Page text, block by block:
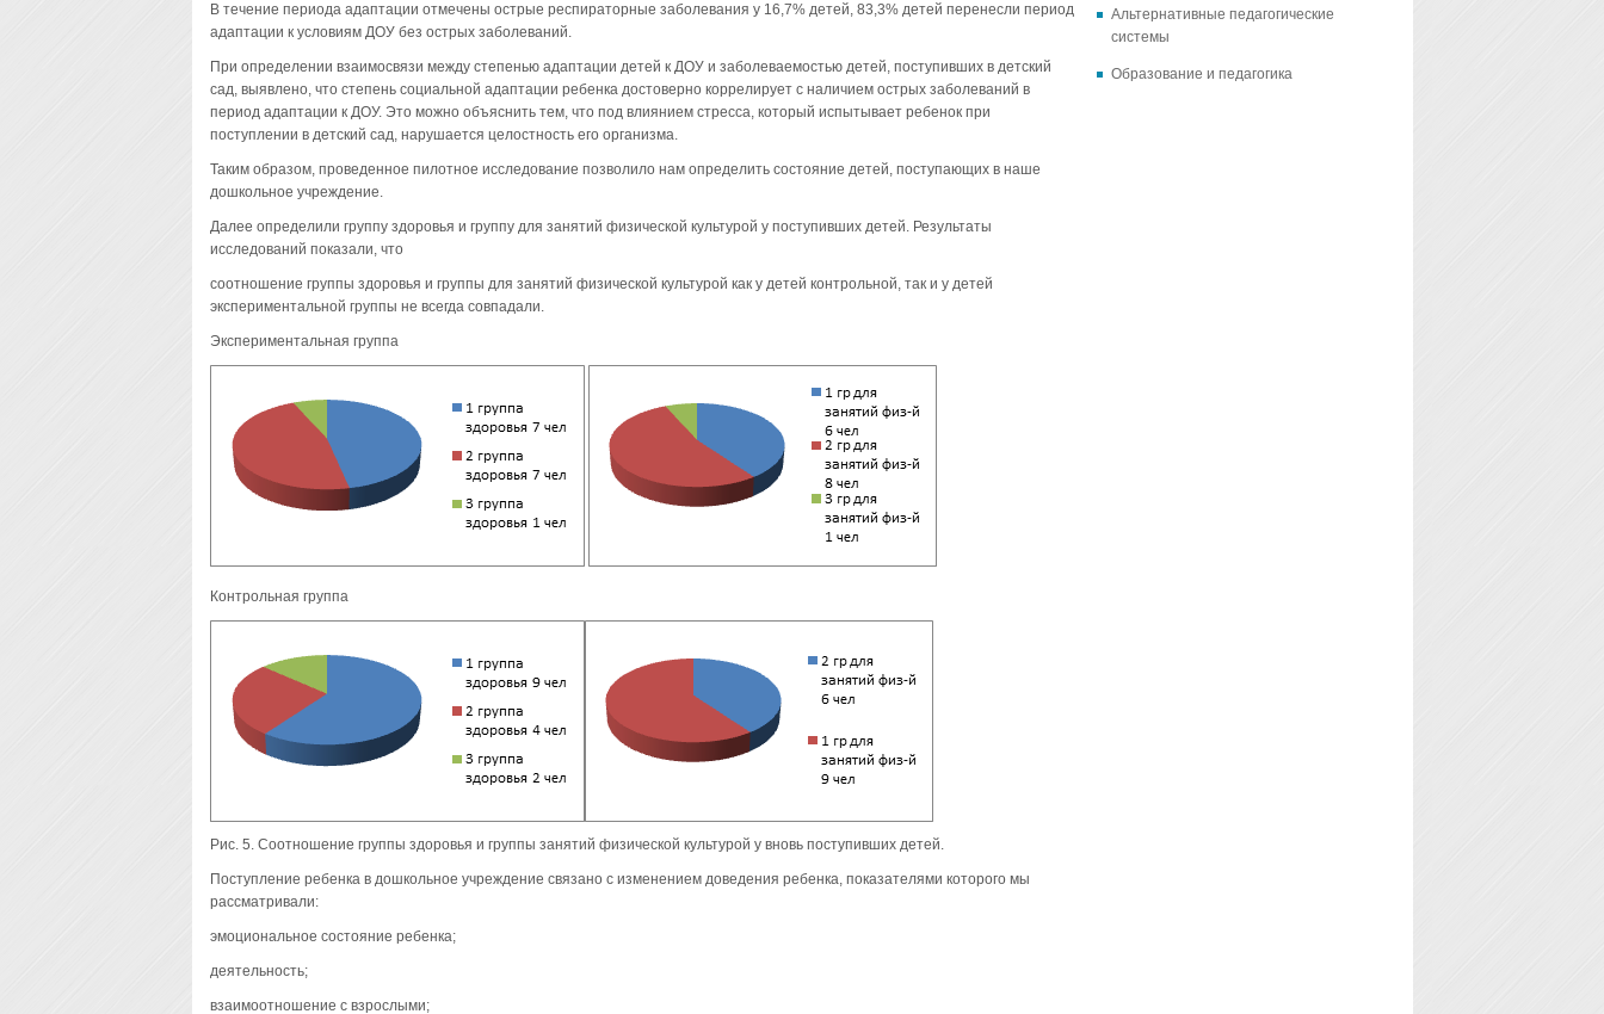
В течение периода адаптации отмечены острые респираторные заболевания у 16,7% детей, 83,3% детей перенесли период
адаптации к условиям ДОУ без острых заболеваний.
При определении взаимосвязи между степенью адаптации детей к ДОУ и заболеваемостью детей, поступивших в детский
сад, выявлено, что степень социальной адаптации ребенка достоверно коррелирует с наличием острых заболеваний в
период адаптации к ДОУ. Это можно объяснить тем, что под влиянием стресса, который испытывает ребенок при
поступлении в детский сад, нарушается целостность его организма.
Таким образом, проведенное пилотное исследование позволило нам определить состояние детей, поступающих в наше
дошкольное учреждение.
Далее определили группу здоровья и группу для занятий физической культурой у поступивших детей. Результаты
исследований показали, что
соотношение группы здоровья и группы для занятий физической культурой как у детей контрольной, так и у детей
экспериментальной группы не всегда совпадали.
Экспериментальная группа
Контрольная группа
Рис. 5. Соотношение группы здоровья и группы занятий физической культурой у вновь поступивших детей.
Поступление ребенка в дошкольное учреждение связано с изменением доведения ребенка, показателями которого мы
рассматривали:
эмоциональное состояние ребенка;
деятельность;
взаимоотношение с взрослыми;
Альтернативные педагогические
системы
Образование и педагогика